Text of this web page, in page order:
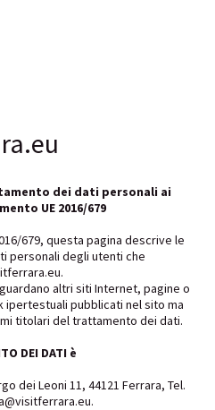
dei dati personali ai
UE 2016/679
679, questa pagina descrive le
personali degli utenti che
altri siti Internet, pagine o
pubblicati nel sito ma
titolari del trattamento dei dati.
DEI DATI è
dei Leoni 11, 44121 Ferrara, Tel.